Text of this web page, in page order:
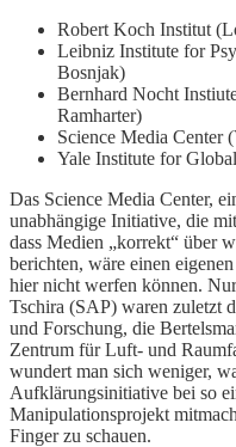
Robert Koch Institut
Leibniz Institute for
Bosnjak)
Bernhard Nocht
Ramharter)
Science Media Center
Yale Institute for
Das Science Media Center,
unabhängige Initiative, die
dass Medien „korrekt“ über
berichten, wäre einen
hier nicht werfen können.
Tschira (SAP) waren zuletzt
und Forschung, die
Zentrum für Luft- und
wundert man sich weniger,
Aufklärungsinitiative bei so
Manipulationsprojekt
Finger zu schauen.